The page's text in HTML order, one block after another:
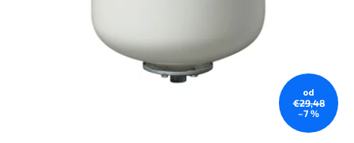
od
€29,48
–7 %